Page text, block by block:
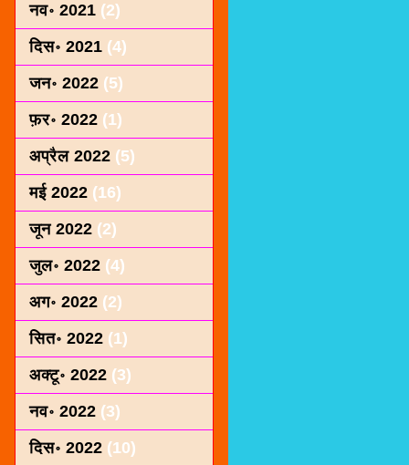
नव॰ 2021 (2)
दिस॰ 2021 (4)
जन॰ 2022 (5)
फ़र॰ 2022 (1)
अप्रैल 2022 (5)
मई 2022 (16)
जून 2022 (2)
जुल॰ 2022 (4)
अग॰ 2022 (2)
सित॰ 2022 (1)
अक्टू॰ 2022 (3)
नव॰ 2022 (3)
दिस॰ 2022 (10)